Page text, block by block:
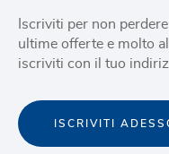
Iscriviti per non
ultime offerte e molto
iscriviti con il tuo
ISCRIVITI